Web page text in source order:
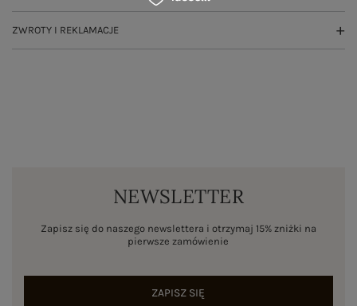
ZWROTY I REKLAMACJE
NEWSLETTER
Zapisz się do naszego newslettera i otrzymaj 15% zniżki na
pierwsze zamówienie
ZAPISZ SIĘ